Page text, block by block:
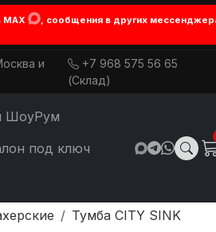
, сообщения в других
и
+7 968 575 56 65
(Склад)
ШоуРум
под ключ
Тумба CITY SINK